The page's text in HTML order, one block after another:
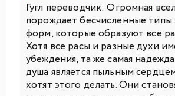
Гугл переводчик: Огромная
порождает бесчисленные
форм, которые образуют все
Хотя все расы и разные духи
убеждения, та же самая
душа является пыльным
хотят этого делать. Они